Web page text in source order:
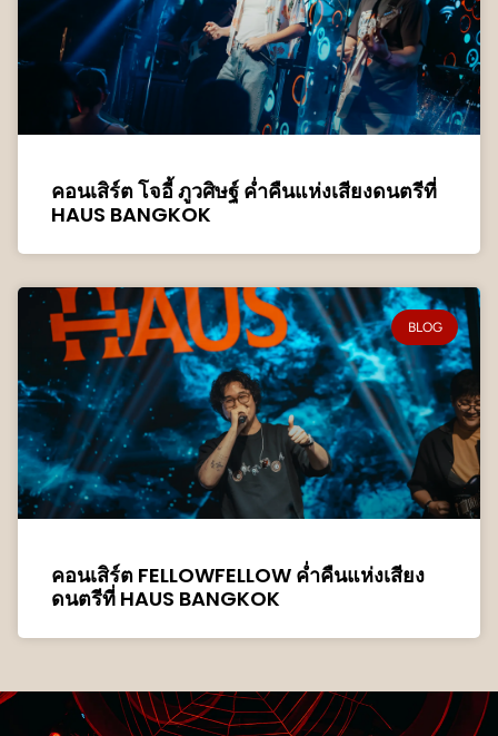
คอนเสิร์ต โจอี้ ภูวศิษฐ์ ค่ำคืนแห่งเสียงดนตรีที่
HAUS BANGKOK
BLOG
คอนเสิร์ต FELLOWFELLOW ค่ำคืนแห่งเสียง
ดนตรีที่ HAUS BANGKOK